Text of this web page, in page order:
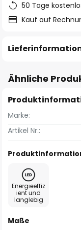
50 Tage
Kauf auf
Ähnliche
Marke:
Artikel Nr.:
Energieeffiz
ient und
langlebig
Maße